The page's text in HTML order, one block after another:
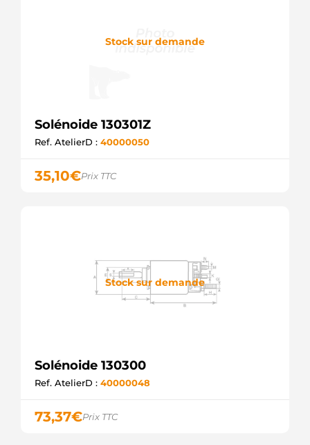
Stock sur demande
Solénoide 130301Z
Ref. AtelierD : 40000050
35,10€Prix TTC
Stock sur demande
Solénoide 130300
Ref. AtelierD : 40000048
73,37€Prix TTC